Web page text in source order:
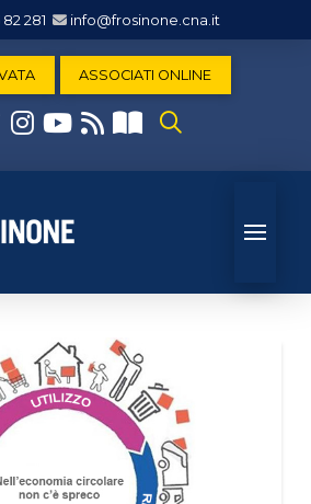
281 info@frosinone.cna.it
ASSOCIATI ONLINE